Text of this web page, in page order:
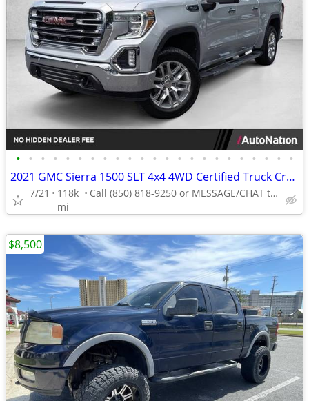
• • • • • • • • • • • • • • • • • • • • • • •
2021 GMC Sierra 1500 SLT 4x4 4WD Certified Truck Crew cab AUTONATION
7/21
118k
mi
Call (850) 818-9250 or MESSAGE/CHAT to confirm availability
$8,500